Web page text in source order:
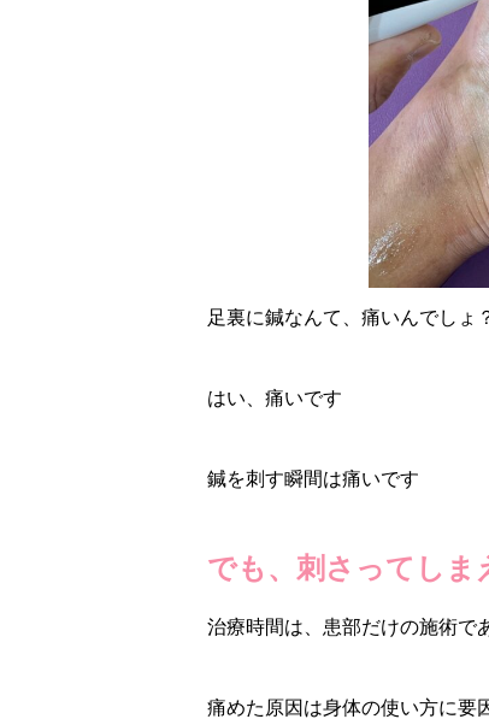
足裏に鍼なんて、痛いんでしょ
はい、痛いです
鍼を刺す瞬間は痛いです
でも、刺さってしま
治療時間は、患部だけの施術で
痛めた原因は身体の使い方に要